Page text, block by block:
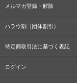
メルマガ登録・解除
ハラウ割（団体割引）
特定商取引法に基づく表記
ログイン